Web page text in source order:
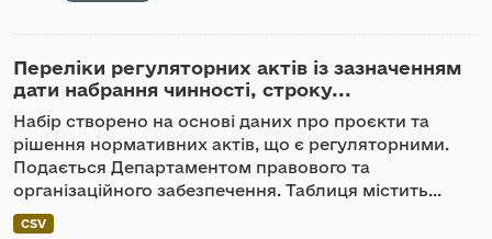
Переліки регуляторних актів із зазначенням
дати набрання чинності, строку...
Набір створено на основі даних про проєкти та
рішення нормативних актів, що є регуляторними.
Подається Департаментом правового та
організаційного забезпечення. Таблиця містить...
CSV